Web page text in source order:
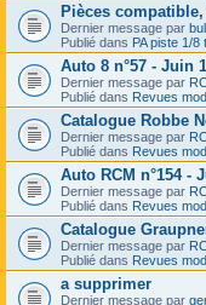
Pièces compatible,
Dernier message par
Publié dans PA piste 1/8
Auto 8 n°57 - Juin
Dernier message par
Publié dans Revues
Catalogue Robbe
Dernier message par
Publié dans Revues
Auto RCM n°154 -
Dernier message par
Publié dans Revues
Catalogue
Dernier message par
Publié dans Revues
a supprimer
Dernier message par